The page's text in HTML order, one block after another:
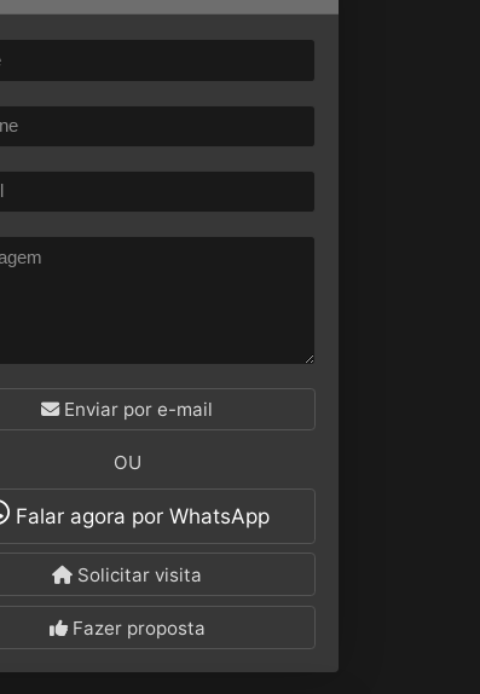
Enviar por e-mail
OU
Falar agora por WhatsApp
Solicitar visita
Fazer proposta